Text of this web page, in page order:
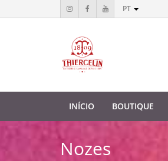
PT
INÍCIO BOUTIQUE
Nozes